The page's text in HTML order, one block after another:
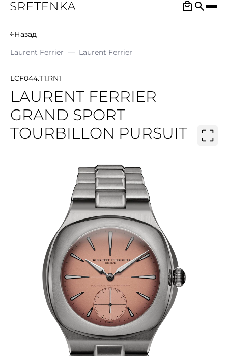
Назад
Laurent Ferrier — Laurent Ferrier
LCF044.T1.RN1
LAURENT FERRIER
GRAND SPORT
TOURBILLON PURSUIT